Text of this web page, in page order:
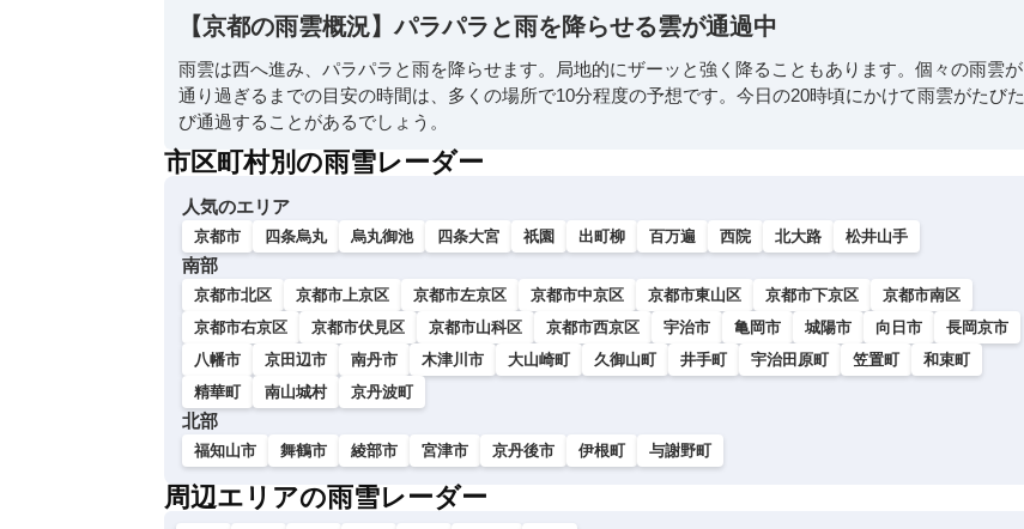
【京都の雨雲概況】パラパラと雨を降らせる雲が通過中
雨雲は西へ進み、パラパラと雨を降らせます。局地的にザーッと強く降ることもあります。個々の雨雲が
通り過ぎるまでの目安の時間は、多くの場所で10分程度の予想です。今日の20時頃にかけて雨雲がたびた
び通過することがあるでしょう。
市区町村別の雨雪レーダー
人気のエリア
京都市 四条烏丸 烏丸御池 四条大宮 祇園 出町柳 百万遍 西院 北大路 松井山手
南部
京都市北区 京都市上京区 京都市左京区 京都市中京区 京都市東山区 京都市下京区
京都市南区
京都市右京区
京都市伏見区 京都市山科区 京都市西京区 宇治市 亀岡市 城陽市 向日市
長岡京市
八幡市
京田辺市 南丹市 木津川市 大山崎町 久御山町 井手町 宇治田原町 笠置町
和束町
精華町
南山城村 京丹波町
北部
福知山市 舞鶴市 綾部市 宮津市 京丹後市 伊根町 与謝野町
周辺エリアの雨雪レーダー